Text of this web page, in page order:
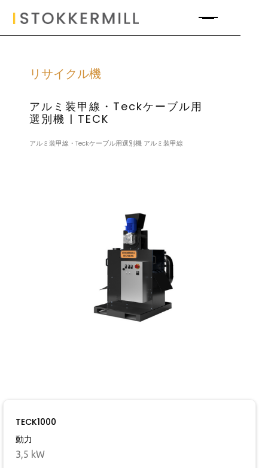
リサイクル機
アルミ装甲線・Teckケーブル用
選別機 | TECK
アルミ装甲線・Teckケーブル用選別機 アルミ装甲線
TECK1000
動力
3,5 kW